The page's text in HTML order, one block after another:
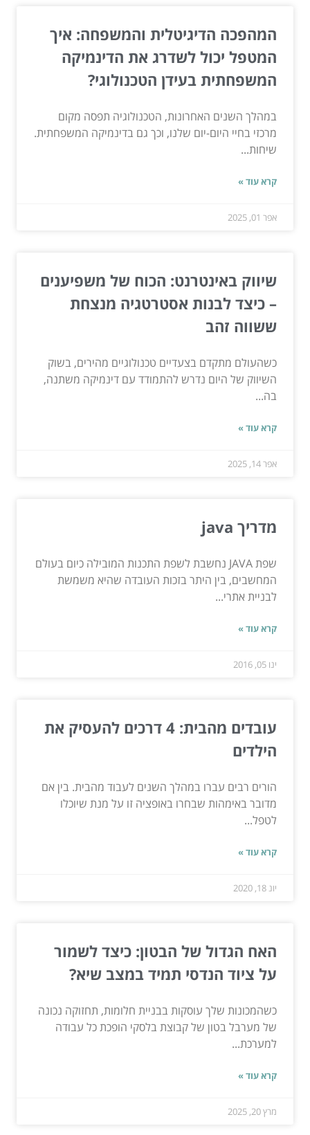
המהפכה הדיגיטלית והמשפחה: איך
המטפל יכול לשדרג את הדינמיקה
המשפחתית בעידן הטכנולוגי?
במהלך השנים האחרונות, הטכנולוגיה תפסה מקום
מרכזי בחיי היום-יום שלנו, וכך גם בדינמיקה המשפחתית.
שיחות...
קרא עוד »
אפר 01, 2025
שיווק באינטרנט: הכוח של משפיענים
– כיצד לבנות אסטרטגיה מנצחת
ששווה זהב
כשהעולם מתקדם בצעדיים טכנולוגיים מהירים, בשוק
השיווק של היום נדרש להתמודד עם דינמיקה משתנה,
בה...
קרא עוד »
אפר 14, 2025
מדריך java
שפת JAVA נחשבת לשפת התכנות המובילה כיום בעולם
המחשבים, בין היתר בזכות העובדה שהיא משמשת
לבניית אתרי...
קרא עוד »
ינו 05, 2016
עובדים מהבית: 4 דרכים להעסיק את
הילדים
הורים רבים עברו במהלך השנים לעבוד מהבית. בין אם
מדובר באימהות שבחרו באופציה זו על מנת שיוכלו
לטפל...
קרא עוד »
יונ 18, 2020
האח הגדול של הבטון: כיצד לשמור
על ציוד הנדסי תמיד במצב שיא?
כשהמכונות שלך עוסקות בבניית חלומות, תחזוקה נכונה
של מערבל בטון של קבוצת בלסקי הופכת כל עבודה
למערכת...
קרא עוד »
מרץ 20, 2025